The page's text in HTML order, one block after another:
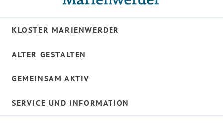
KLOSTER MARIENWERDER
ALTER GESTALTEN
GEMEINSAM AKTIV
SERVICE UND INFORMATION